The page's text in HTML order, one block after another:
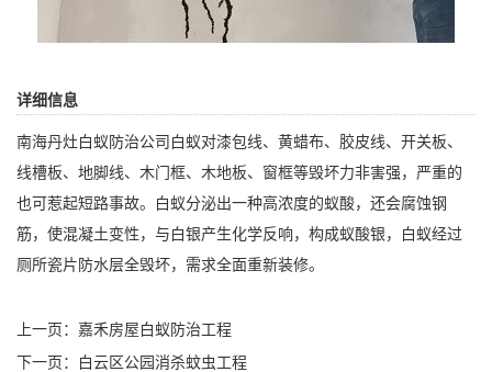
详细信息
南海丹灶白蚁防治公司 白蚁对漆包线、黄蜡布、胶皮线、开关板、
线槽板、地脚线、木门框、木地板、窗框等毁坏力非害强，严重的
也可惹起短路事故。白蚁分泌出一种高浓度的蚁酸，还会腐蚀钢
筋，使混凝土变性，与白银产生化学反响，构成蚁酸银，白蚁经过
厕所瓷片防水层全毁坏，需求全面重新装修。
上一页： 嘉禾房屋白蚁防治工程
下一页：
白云区公园消杀蚊虫工程